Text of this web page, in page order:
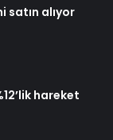
satın alıyor
hareket